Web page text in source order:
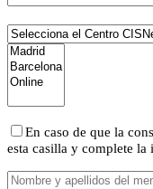
En caso de que la
esta casilla y complete la